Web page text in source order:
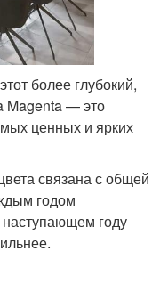
более глубокий,
Magenta — это
ценных и ярких
связана с общей
годом
году